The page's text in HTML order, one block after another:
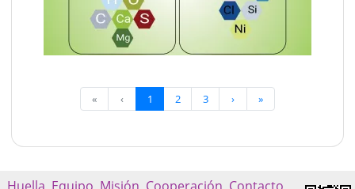
« ‹ 1 2 3 › »